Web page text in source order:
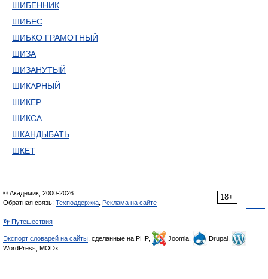
ШИБЕННИК
ШИБЕС
ШИБКО ГРАМОТНЫЙ
ШИЗА
ШИЗАНУТЫЙ
ШИКАРНЫЙ
ШИКЕР
ШИКСА
ШКАНДЫБАТЬ
ШКЕТ
18+
© Академик, 2000-2026
Обратная связь: Техподдержка Реклама на сайте
👣 Путешествия
Экспорт словарей на сайты , сделанные на PHP, Joomla,
Drupal,
WordPress, MODx.